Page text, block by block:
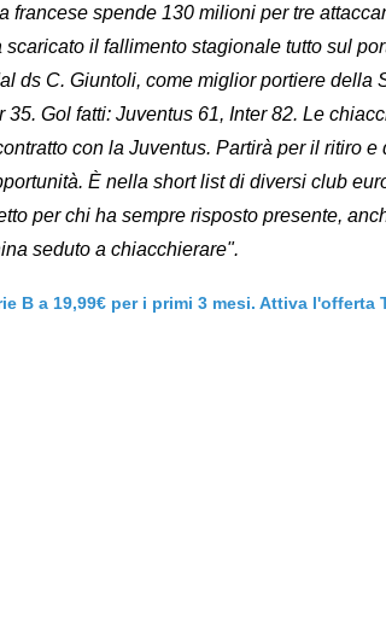
francese spende 130 milioni per tre
il fallimento stagionale tutto sul
ds C. Giuntoli, come miglior portiere della
35. Gol fatti: Juventus 61, Inter 82. Le
con la Juventus. Partirà per il ritiro e
È nella short list di diversi club
per chi ha sempre risposto presente,
seduto a chiacchierare".
B a 19,99€ per i primi 3 mesi. Attiva l'offerta